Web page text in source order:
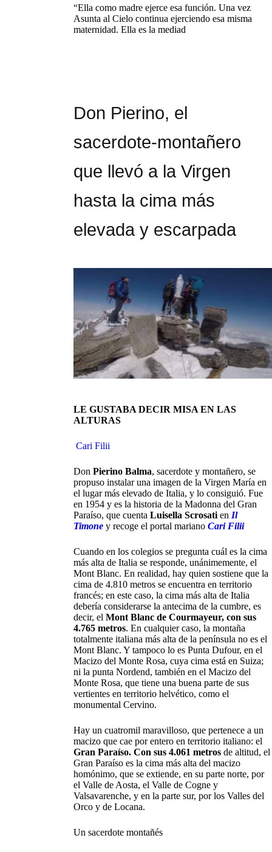
“Ella como madre ejerce esa función. Una vez
Asunta al Cielo continua ejerciendo esa misma
maternidad. Ella es la mediad
Don Pierino, el
sacerdote-montañero
que llevó a la Virgen
hasta la cima más
elevada y escarpada
LE GUSTABA DECIR MISA EN LAS
ALTURAS
Cari Filii
Don Pierino Balma, sacerdote y montañero, se
propuso instalar una imagen de la Virgen María en
el lugar más elevado de Italia, y lo consiguió. Fue
en 1954 y es la historia de la Madonna del Gran
Paraíso, que cuenta Luisella Scrosatien Il
Timoney recoge el portal mariano Cari Filii
Cuando en los colegios se pregunta cuál es la cima
más alta de Italia se responde, unánimemente, el
Mont Blanc. En realidad, hay quien sostiene que la
cima de 4.810 metros se encuentra en territorio
francés; en este caso, la cima más alta de Italia
debería considerarse la antecima de la cumbre, es
decir, el Mont Blanc de Courmayeur, con sus
4.765 metros. En cualquier caso, la montaña
totalmente italiana más alta de la península no es el
Mont Blanc. Y tampoco lo es Punta Dufour, en el
Macizo del Monte Rosa, cuya cima está en Suiza;
ni la punta Nordend, también en el Macizo del
Monte Rosa, que tiene una buena parte de sus
vertientes en territorio helvético, como el
monumental Cervino.
Hay un cuatromil maravilloso, que pertenece a un
macizo que cae por entero en territorio italiano: el
Gran Paraíso. Con sus 4.061 metrosde altitud, el
Gran Paraíso es la cima más alta del macizo
homónimo, que se extiende, en su parte norte, por
el Valle de Aosta, el Valle de Cogne y
Valsavarenche, y en la parte sur, por los Valles del
Orco y de Locana.
Un sacerdote montañés